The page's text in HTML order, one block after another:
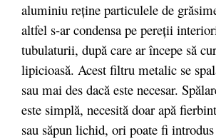
aluminiu reţine particulele de
altfel s-ar condensa pe pereţii
tubulaturii, după care ar începe să
lipicioasă. Acest filtru metalic se
sau mai des dacă este necesar.
este simplă, necesită doar apă
sau săpun lichid, ori poate fi